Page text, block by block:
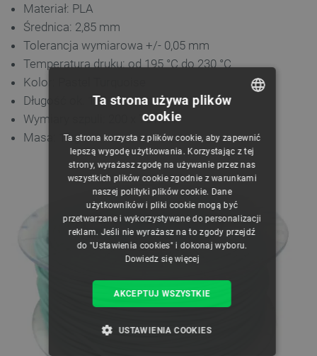
Materiał: PLA
Średnica: 2,85 mm
Tolerancja wymiarowa +/- 0,05 mm
Temperatura druku: od 195 °C do 230 °C
Kolor: Pastel Turquoise
Długość ok. 110 m
Wymiary szpuli: 200 x 75 mm
Masa: 1 kg
CZECH
ENGLISH
GERMAN
Ta strona używa plików
cookie
Ta strona korzysta z plików cookie, aby zapewnić
lepszą wygodę użytkowania. Korzystając z tej
strony, wyrażasz zgodę na używanie przez nas
wszystkich plików cookie zgodnie z warunkami
naszej polityki plików cookie. Dane
użytkowników i pliki cookie mogą być
przetwarzane i wykorzystywane do personalizacji
reklam. Jeśli nie wyrażasz na to zgody przejdź
do "Ustawienia cookies" i dokonaj wyboru.
Dowiedz się więcej
AKCEPTUJ WSZYSTKIE
USTAWIENIA COOKIES